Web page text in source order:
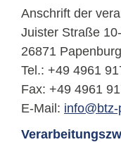
Anschrift der
Juister Straße
26871 Papenburg
Tel.: +49 4961
Fax: +49 4961
E-Mail: